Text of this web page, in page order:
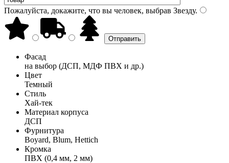
Пожалуйста, докажите, что вы человек, выбрав Звезду.
Фасад
на выбор (ДСП, МДФ ПВХ и др.)
Цвет
Темный
Стиль
Хай-тек
Материал корпуса
ДСП
Фурнитура
Boyard, Blum, Hettich
Кромка
ПВХ (0,4 мм, 2 мм)